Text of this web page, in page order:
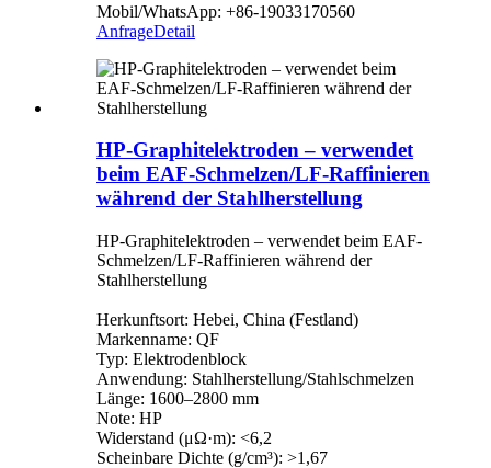
Mobil/WhatsApp: +86-19033170560
AnfrageDetail
HP-Graphitelektroden – verwendet
beim EAF-Schmelzen/LF-Raffinieren
während der Stahlherstellung
HP-Graphitelektroden – verwendet beim EAF-
Schmelzen/LF-Raffinieren während der
Stahlherstellung
Herkunftsort: Hebei, China (Festland)
Markenname: QF
Typ: Elektrodenblock
Anwendung: Stahlherstellung/Stahlschmelzen
Länge: 1600–2800 mm
Note: HP
Widerstand (μΩ·m): <6,2
Scheinbare Dichte (g/cm³): >1,67